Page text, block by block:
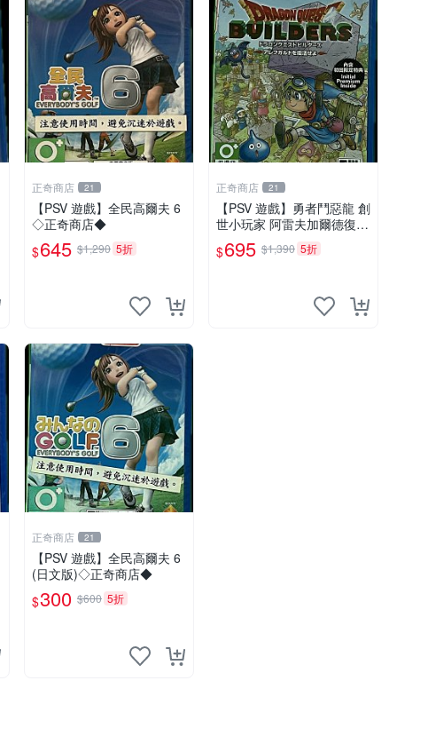
正奇商店 21
【PSV 遊戲】全民高爾夫 6
◇正奇商店◆
$645 $1,290 5折
正奇商店 21
【PSV 遊戲】勇者鬥惡龍 創
世小玩家 阿雷夫加爾德復興
記(日文版)◇正奇商店◆
$695 $1,390 5折
正奇商店 21
【PSV 遊戲】全民高爾夫 6
(日文版)◇正奇商店◆
$300 $600 5折